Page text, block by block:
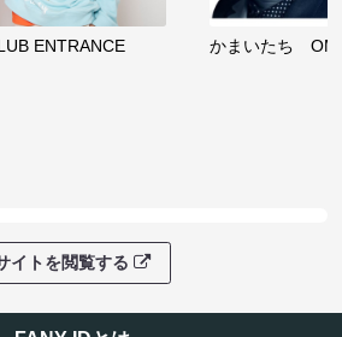
ENTRANCE かまいたち
イトを閲覧する